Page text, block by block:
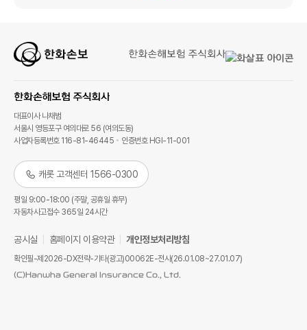
대표이사 나채범
서울시 영등포구 여의대로 56 (여의도동)
사업자등록번호 116-81-46445
인증번호 HGI-11-001
캐롯 고객센터 1566-0300
평일 9:00-18:00 (주말, 공휴일 휴무)
자동차사고접수 365일 24시간
공시실 홈페이지 이용약관 개인정보처리방침
확인필-제2026-DX전략-기타(광고)00062E-전사(26.01.08~27.01.07)
(C)Hanwha General Insurance Co., Ltd.